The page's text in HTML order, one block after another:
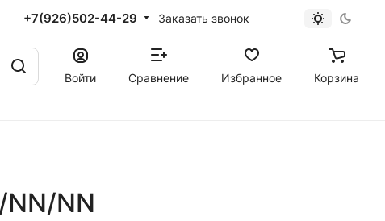
+7(926)502-44-29 Заказать звонок
Войти
Сравнение Избранное Корзина
NN